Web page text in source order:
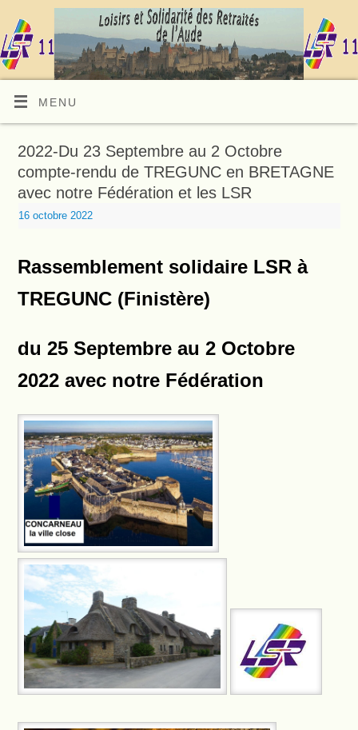
MENU
2022-Du 23 Septembre au 2 Octobre
compte-rendu de TREGUNC en BRETAGNE
avec notre Fédération et les LSR
16 octobre 2022
Rassemblement solidaire LSR à
TREGUNC(Finistère)
du 25 Septembre au 2 Octobre
2022 avec notre Fédération